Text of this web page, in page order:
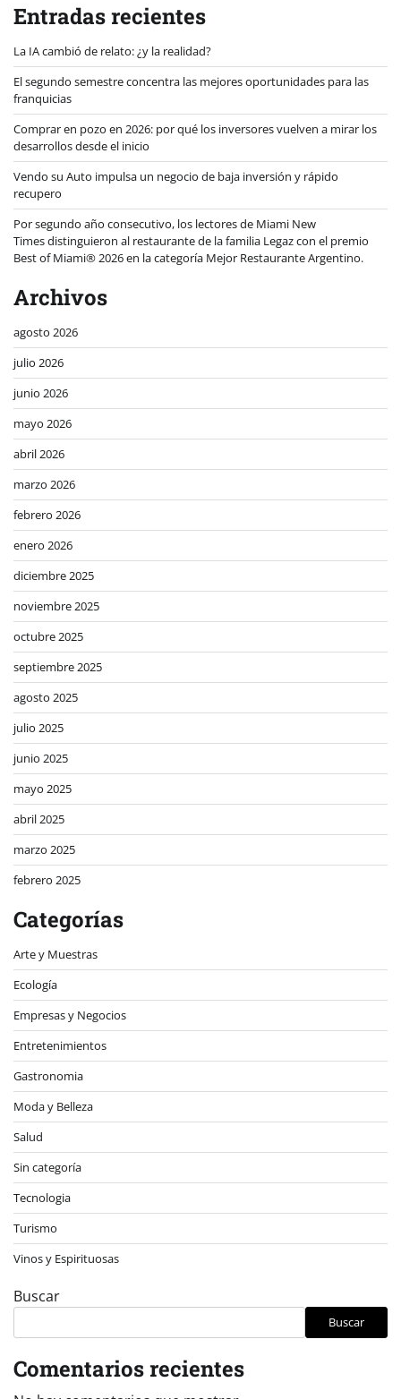
Entradas recientes
La IA cambió de relato: ¿y la realidad?
El segundo semestre concentra las mejores oportunidades para las
franquicias
Comprar en pozo en 2026: por qué los inversores vuelven a mirar los
desarrollos desde el inicio
Vendo su Auto impulsa un negocio de baja inversión y rápido
recupero
Por segundo año consecutivo, los lectores de Miami New
Times distinguieron al restaurante de la familia Legaz con el premio
Best of Miami® 2026 en la categoría Mejor Restaurante Argentino.
Archivos
agosto 2026
julio 2026
junio 2026
mayo 2026
abril 2026
marzo 2026
febrero 2026
enero 2026
diciembre 2025
noviembre 2025
octubre 2025
septiembre 2025
agosto 2025
julio 2025
junio 2025
mayo 2025
abril 2025
marzo 2025
febrero 2025
Categorías
Arte y Muestras
Ecología
Empresas y Negocios
Entretenimientos
Gastronomia
Moda y Belleza
Salud
Sin categoría
Tecnologia
Turismo
Vinos y Espirituosas
Buscar
Buscar
Comentarios recientes